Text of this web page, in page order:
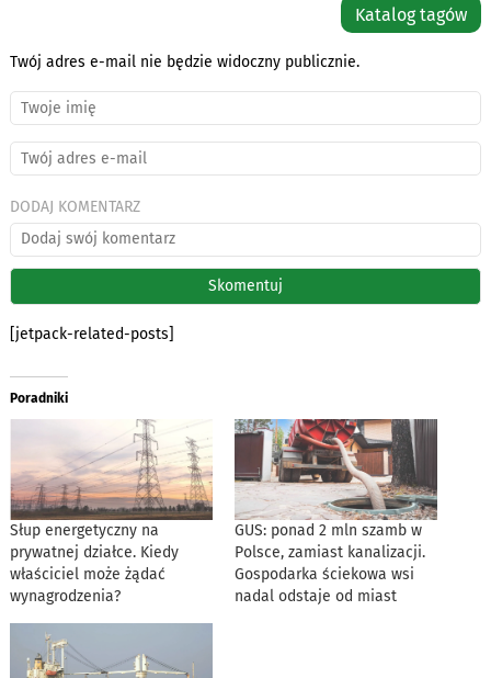
Katalog tagów
Twój adres e-mail nie będzie widoczny publicznie.
DODAJ KOMENTARZ
[jetpack-related-posts]
Poradniki
Słup energetyczny na
prywatnej działce. Kiedy
właściciel może żądać
wynagrodzenia?
GUS: ponad 2 mln szamb w
Polsce, zamiast kanalizacji.
Gospodarka ściekowa wsi
nadal odstaje od miast